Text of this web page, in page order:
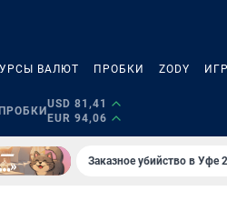
ВАЛЮТ ПРОБКИ ZODY
USD 81,41
EUR 94,06
Заказное убийство в Уфе